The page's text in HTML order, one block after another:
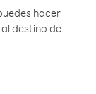
hacer
destino de